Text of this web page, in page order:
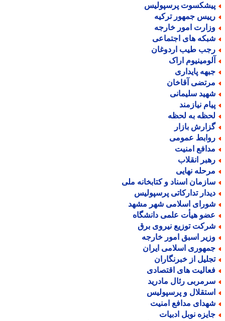
پرسپولیس
جمهور ترکیه
امور خارجه
های اجتماعی
طیب اردوغان
اراک
پایداری
آقاخان
سلیمانی
نیازمند
به لحظه
بازار
عمومی
امنیت
انقلاب
نهایی
اسناد و کتابخانه ملی
تدارکاتی پرسپولیس
اسلامی شهر مشهد
هیأت علمی دانشگاه
توزیع نیروی برق
اسبق امور خارجه
اسلامی ایران
از خبرنگاران
های اقتصادی
رئال مادرید
و پرسپولیس
مدافع امنیت
نوبل ادبیات